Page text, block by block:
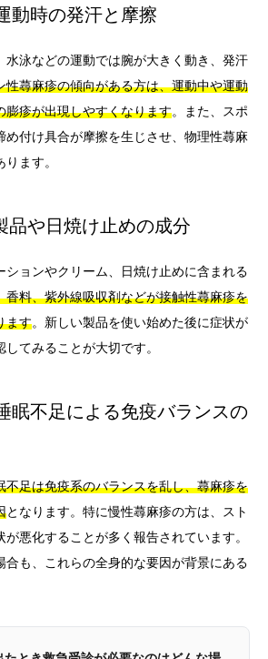
動時の発汗と摩擦
水泳などの運動では腕が大きく動き、発汗
性蕁麻疹の傾向がある方は、運動中や運動
膨疹が出現しやすくなります。また、スポ
め付け具合が摩擦を生じさせ、物理性蕁麻
ます。
品や日焼け止めの成分
ションやクリーム、日焼け止めに含まれる
香料、紫外線吸収剤などが接触性蕁麻疹を
ます。新しい製品を使い始めた後に症状が
てみることが大切です。
眠不足による免疫バランスの
不足は免疫系のバランスを乱し、蕁麻疹を
となります。特に慢性蕁麻疹の方は、スト
悪化することが多く報告されています。
合も、これらの全身的な要因が背景にある